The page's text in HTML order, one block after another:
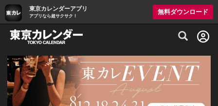
東京カレンダーアプリ
アプリなら超サクサク！
無料ダウンロード
グルメ情報・プレミアムレストラン予約